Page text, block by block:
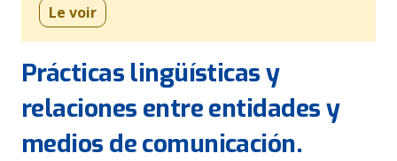
Le voir
Prácticas lingüísticas y
relaciones entre entidades y
medios de comunicación.